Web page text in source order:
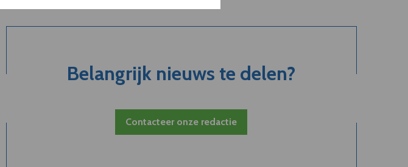
Belangrijk nieuws te delen?
Contacteer onze redactie